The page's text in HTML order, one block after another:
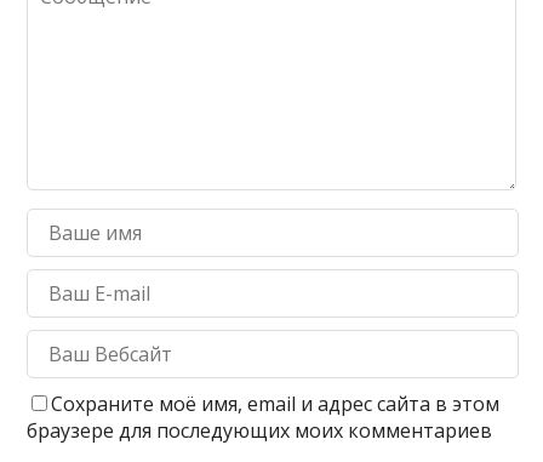
Сохраните моё имя, email и адрес сайта в этом
браузере для последующих моих комментариев